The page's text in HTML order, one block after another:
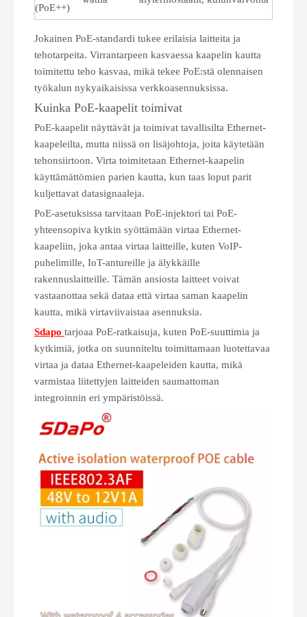
(PoE++)
Jokainen PoE-standardi tukee erilaisia ​​laitteita ja
tehotarpeita. Virrantarpeen kasvaessa kaapelin kautta
toimitettu teho kasvaa, mikä tekee PoE:stä olennaisen
työkalun nykyaikaisissa verkkoasennuksissa.
Kuinka PoE-kaapelit toimivat
PoE-kaapelit näyttävät ja toimivat tavallisilta Ethernet-
kaapeleilta, mutta niissä on lisäjohtoja, joita käytetään
tehonsiirtoon. Virta toimitetaan Ethernet-kaapelin
käyttämättömien parien kautta, kun taas loput parit
kuljettavat datasignaaleja.
PoE-asetuksissa tarvitaan PoE-injektori tai PoE-
yhteensopiva kytkin syöttämään virtaa Ethernet-
kaapeliin, joka antaa virtaa laitteille, kuten VoIP-
puhelimille, IoT-antureille ja älykkäille
rakennuslaitteille. Tämän ansiosta laitteet voivat
vastaanottaa sekä dataa että virtaa saman kaapelin
kautta, mikä virtaviivaistaa asennuksia.
Sdapo tarjoaa PoE-ratkaisuja, kuten PoE-suuttimia ja
kytkimiä, jotka on suunniteltu toimittamaan luotettavaa
virtaa ja dataa Ethernet-kaapeleiden kautta, mikä
varmistaa liitettyjen laitteiden saumattoman
integroinnin eri ympäristöissä.